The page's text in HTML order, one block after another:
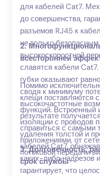
для кабелей Cat7.
до совершенства,
разъемов RJ45 к
не только
высокоскоростной
славятся кабели
губки оказывают
сводя к минимуму
высокочастотные
результате
справиться с самыми
приложениями, от
потоковой передачи
2.
всесторонней
Помимо
клещи поставляются
функций. Встроенный
изоляции с проводов
удаления толстой и
кабелей Cat7,
каких-либо надрезов
гарантирует, что
3. Долговечность,
срок службы